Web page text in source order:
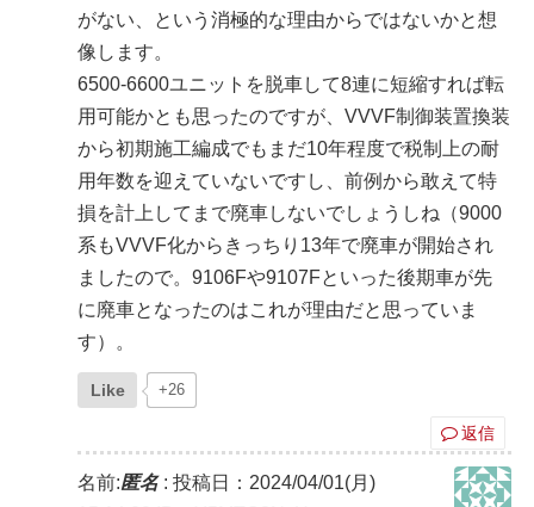
がない、という消極的な理由からではないかと想
像します。
6500-6600ユニットを脱車して8連に短縮すれば転
用可能かとも思ったのですが、VVVF制御装置換装
から初期施工編成でもまだ10年程度で税制上の耐
用年数を迎えていないですし、前例から敢えて特
損を計上してまで廃車しないでしょうしね（9000
系もVVVF化からきっちり13年で廃車が開始され
ましたので。9106Fや9107Fといった後期車が先
に廃車となったのはこれが理由だと思っていま
す）。
Like +26
返信
名前:匿名: 投稿日：2024/04/01(月)